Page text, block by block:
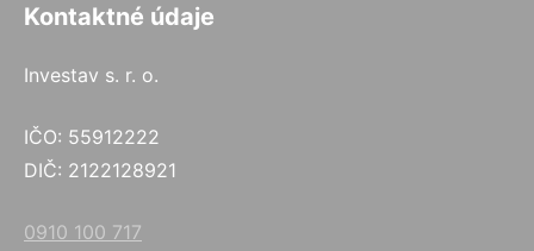
Kontaktné údaje
Investav s. r. o.
IČO: 55912222
DIČ: 2122128921
0910 100 717